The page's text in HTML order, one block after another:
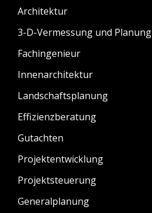
Architektur
3-D-Vermessung und Planung
Fachingenieur
Innenarchitektur
Landschaftsplanung
Effizienzberatung
Gutachten
Projektentwicklung
Projektsteuerung
Generalplanung